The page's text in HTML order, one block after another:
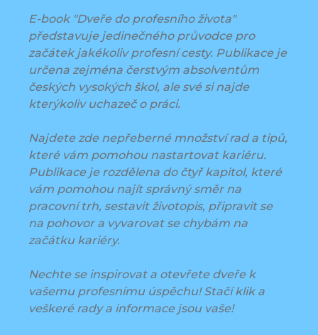
E-book "Dveře do profesního života"
představuje jedinečného průvodce pro
začátek jakékoliv profesní cesty. Publikace je
určena zejména čerstvým absolventům
českých vysokých škol, ale své si najde
kterýkoliv uchazeč o práci.
Najdete zde nepřeberné množství rad a tipů,
které vám pomohou nastartovat kariéru.
Publikace je rozdělena do čtyř kapitol, které
vám pomohou najít správný směr na
pracovní trh, sestavit životopis, připravit se
na pohovor a vyvarovat se chybám na
začátku kariéry.
Nechte se inspirovat a otevřete dveře k
vašemu profesnímu úspěchu! Stačí klik a
veškeré rady a informace jsou vaše!